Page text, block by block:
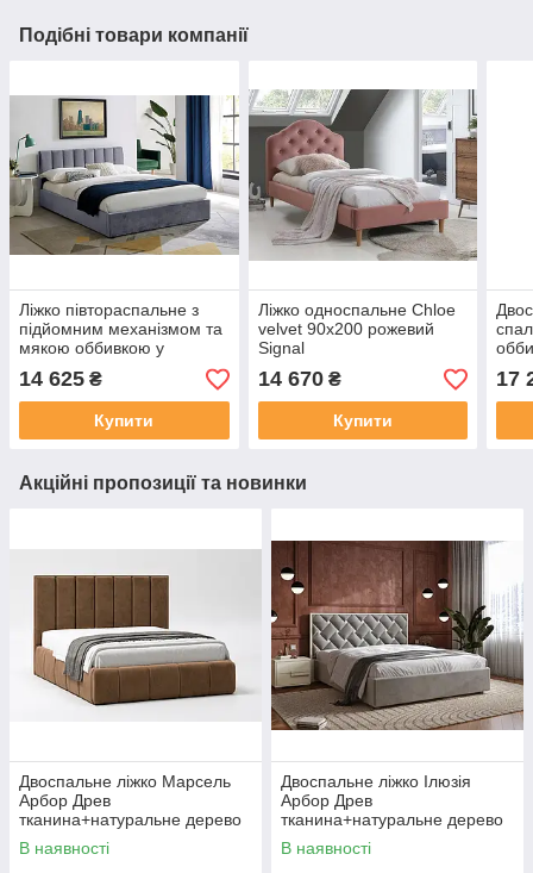
Подібні товари компанії
Ліжко півтораспальне з
підйомним механізмом та
мякою оббивкою у
спальню Montreal velvet
140x200 сірий Signal
14 625 ₴
Купити
Ліжко односпальне Chloe
velvet 90x200 рожевий
Signal
14 670₴
Купити
17
Акційні пропозиції та новинки
Двоспальне ліжко Марсель
Арбор Древ
тканина+натуральне дерево
В наявності
Двоспальне ліжко Ілюзія
Арбор Древ
тканина+натуральне дерево
В наявності